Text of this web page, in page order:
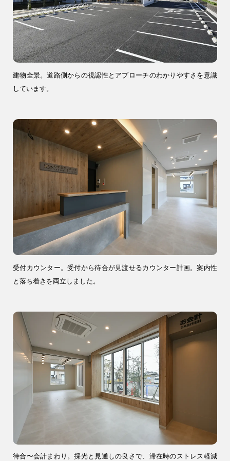
建物全景。道路側からの視認性とアプローチのわかりやすさを意識
しています。
受付カウンター。受付から待合が見渡せるカウンター計画。案内性
と落ち着きを両立しました。
待合〜会計まわり。採光と見通しの良さで、滞在時のストレス軽減
営業時間 9時〜18時
（定休／水曜日）
注文住宅
0120-70-1212
リフォーム
0120-37-7611
アフターメンテナンス
営業時間 9時〜17時（定休／水曜日）
04-2950-7171
04-2968-5522
リフォーム